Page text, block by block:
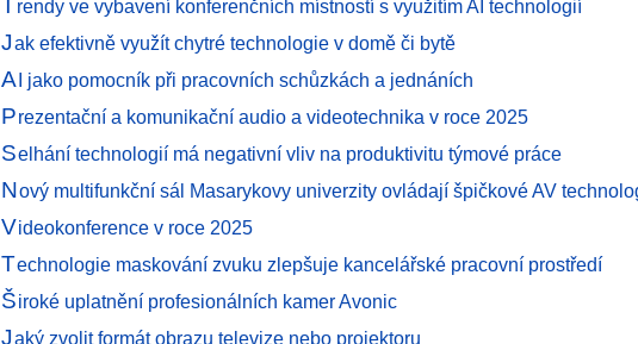
rendy ve vybavení konferenčních místností s využitím AI technologií
Jak efektivně využít chytré technologie v domě či bytě
AI jako pomocník při pracovních schůzkách a jednáních
Prezentační a komunikační audio a videotechnika v roce 2025
Selhání technologií má negativní vliv na produktivitu týmové práce
Nový multifunkční sál Masarykovy univerzity ovládají špičkové AV
Videokonference v roce 2025
Technologie maskování zvuku zlepšuje kancelářské pracovní prostředí
Široké uplatnění profesionálních kamer Avonic
Jaký zvolit formát obrazu televize nebo projektoru